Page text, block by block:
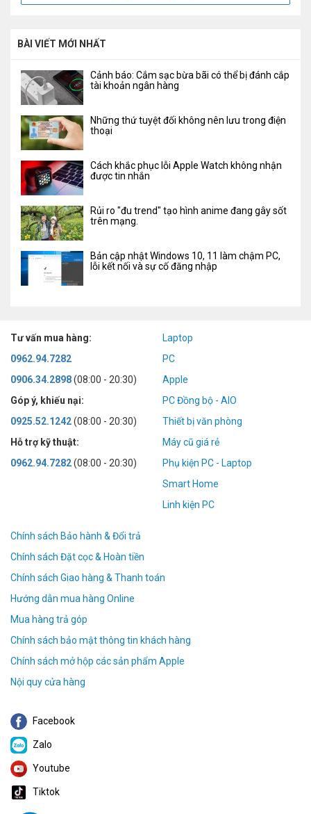
BÀI VIẾT MỚI NHẤT
Cảnh báo: Cắm sạc bừa bãi có thể bị đánh cắp
tài khoản ngân hàng
Những thứ tuyệt đối không nên lưu trong điện
thoại
Cách khắc phục lỗi Apple Watch không nhận
được tin nhắn
Rủi ro "đu trend" tạo hình anime đang gây sốt
trên mạng.
Bản cập nhật Windows 10, 11 làm chậm PC,
lỗi kết nối và sự cố đăng nhập
Tư vấn mua hàng:
0962.94.7282
0906.34.2898(08:00 - 20:30)
Góp ý, khiếu nại:
0925.52.1242(08:00 - 20:30)
Hỗ trợ kỹ thuật:
0962.94.7282(08:00 - 20:30)
Laptop
PC
Apple
PC Đồng bộ - AIO
Thiết bị văn phòng
Máy cũ giá rẻ
Phụ kiện PC - Laptop
Smart Home
Linh kiện PC
Chính sách Bảo hành & Đổi trả
Chính sách Đặt cọc & Hoàn tiền
Chính sách Giao hàng & Thanh toán
Hướng dẫn mua hàng Online
Mua hàng trả góp
Chính sách bảo mật thông tin khách hàng
Chính sách mở hộp các sản phẩm Apple
Nội quy cửa hàng
Facebook
Zalo
Youtube
Tiktok